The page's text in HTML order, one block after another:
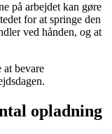
på arbejdet kan gøre
for at springe den
ved hånden, og at
bevare
opladning